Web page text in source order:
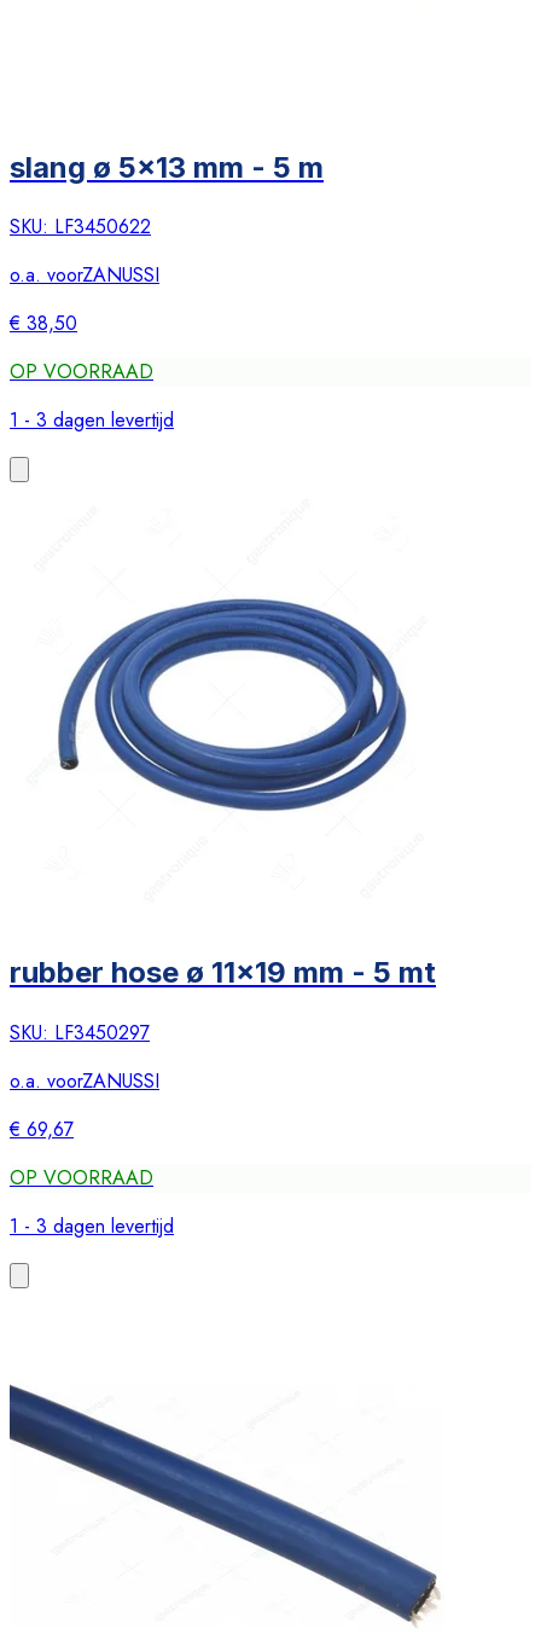
slang ø 5x13 mm - 5 m
SKU: LF3450622
o.a. voorZANUSSI
€ 38,50
OP VOORRAAD
1 - 3 dagen levertijd
rubber hose ø 11x19 mm - 5 mt
SKU: LF3450297
o.a. voorZANUSSI
€ 69,67
OP VOORRAAD
1 - 3 dagen levertijd